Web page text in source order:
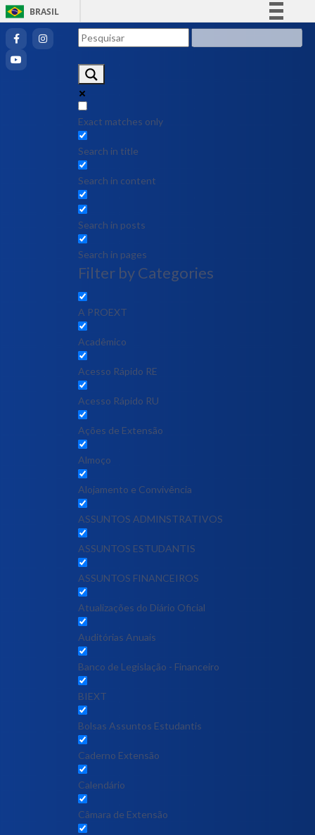
BRASIL
Exact matches only
Search in title
Search in content
Search in posts
Search in pages
Filter by Categories
A PROEXT
Acadêmico
Acesso Rápido RE
Acesso Rápido RU
Ações de Extensão
Almoço
Alojamento e Convivência
ASSUNTOS ADMINSTRATIVOS
ASSUNTOS ESTUDANTIS
ASSUNTOS FINANCEIROS
Atualizações do Diário Oficial
Auditórias Anuais
Banco de Legislação - Financeiro
BIEXT
Bolsas Assuntos Estudantis
Caderno Extensão
Calendário
Câmara de Extensão